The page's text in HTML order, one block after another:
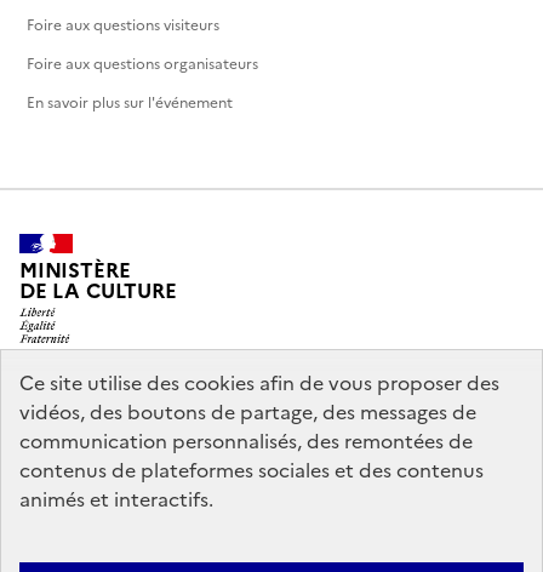
Ce site utilise des cookies afin de vous proposer des
vidéos, des boutons de partage, des messages de
communication personnalisés, des remontées de
contenus de plateformes sociales et des contenus
animés et interactifs.
Foire aux questions visiteurs
Foire aux questions organisateurs
En savoir plus sur l'événement
MINISTÈRE
DE LA CULTURE
legifrance.gouv.fr
info.gouv.fr
service-public.gouv.fr
data.gouv.fr